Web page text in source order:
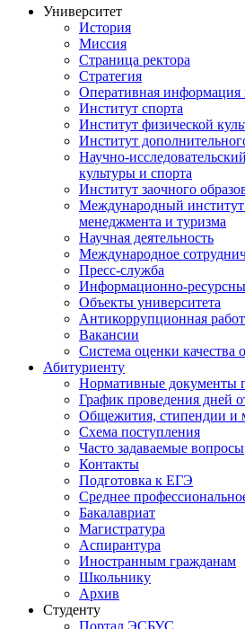
Университет
История
Миссия
Страница ректора
Стратегия
Оперативная
Институт спорта
Институт физической
Институт
Научно-
культуры и спорта
Институт заочного
Международный институт
менеджмента и туризма
Научная деятельность
Международное
Пресс-служба
Информационно-
Объекты университета
Антикоррупционная
Вакансии
Система оценки качества
Абитуриенту
Нормативные документы
График проведения дней
Общежития, стипендии и
Схема поступления
Часто задаваемые вопросы
Контакты
Подготовка к ЕГЭ
Среднее
Бакалавриат
Магистратура
Аспирантура
Иностранным гражданам
Школьнику
Архив
Студенту